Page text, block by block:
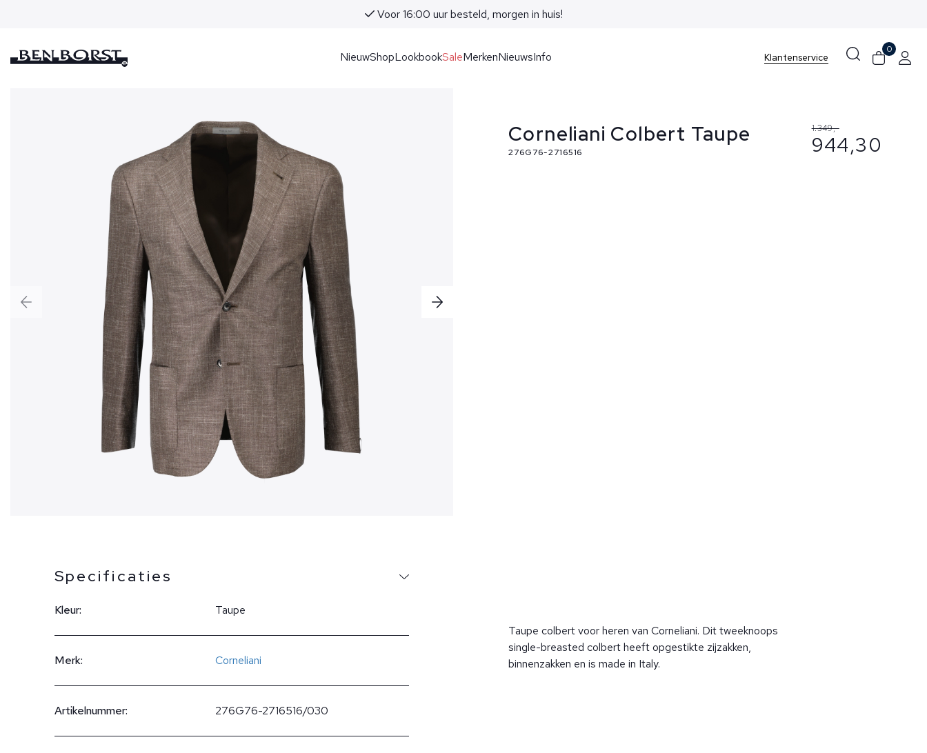
Voor 16:00 uur besteld, morgen in huis!
NieuwShopLookbookSaleMerkenNieuwsInfo Klantenservice
0
Specificaties
Kleur: Taupe
Merk: Corneliani
Artikelnummer: 276G76-2716516/030
Corneliani Colbert Taupe
276G76-2716516
Taupe colbert voor heren van Corneliani. Dit tweeknoops
single-breasted colbert heeft opgestikte zijzakken,
binnenzakken en is made in Italy.
1.349,-
944,30